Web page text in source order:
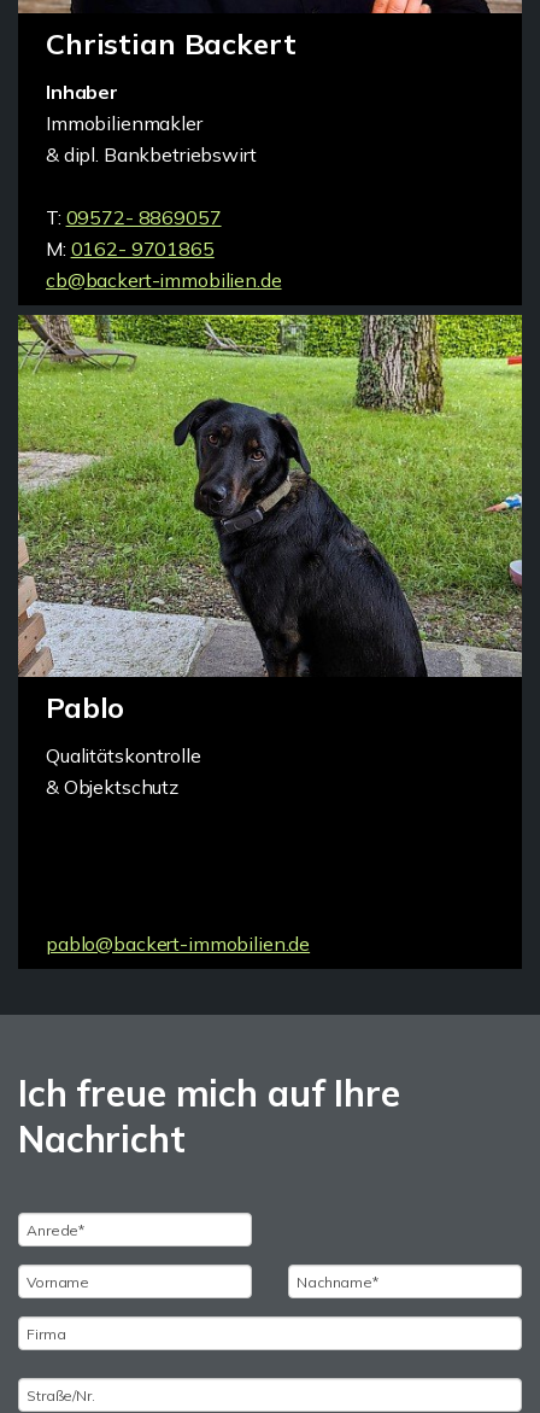
Christian Backert
Inhaber
Immobilienmakler
& dipl. Bankbetriebswirt
T: 09572- 8869057
M: 0162- 9701865
cb@backert-immobilien.de
Pablo
Qualitätskontrolle
& Objektschutz
pablo@backert-immobilien.de
Ich freue mich auf Ihre
Nachricht